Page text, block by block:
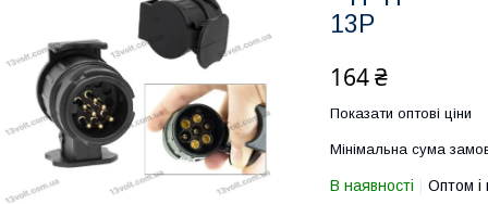
13P
164 ₴
Показати оптові ціни
Мінімальна сума
В наявності Оптом і